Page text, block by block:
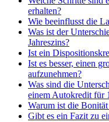
erhalten?
Wie beeinflusst die
Was ist der
Jahreszins?
Ist ein
Ist es besser, einen
aufzunehmen?
Was sind die
einem Autokredit für
Warum ist die
Gibt es ein Fazit zu